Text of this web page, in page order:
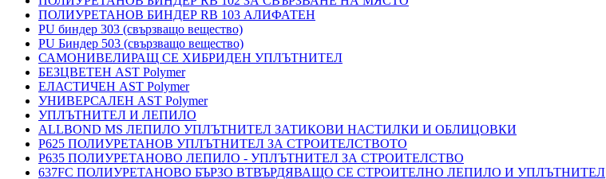
ПОЛИУРЕТАНОВ БИНДЕР RB 103 АЛИФАТЕН
PU биндер 303 (свързващо вещество)
PU Биндер 503 (свързващо вещество)
САМОНИВЕЛИРАЩ СЕ ХИБРИДЕН УПЛЪТНИТЕЛ
БЕЗЦВЕТЕН AST Polymer
ЕЛАСТИЧЕН AST Polymer
УНИВЕРСАЛЕН AST Polymer
УПЛЪТНИТЕЛ И ЛЕПИЛО
ALLBOND MS ЛЕПИЛО УПЛЪТНИТЕЛ ЗАТИКОВИ НАСТИЛКИ И ОБЛИЦОВКИ
P625 ПОЛИУРЕТАНОВ УПЛЪТНИТЕЛ ЗА СТРОИТЕЛСТВОТО
P635 ПОЛИУРЕТАНОВО ЛЕПИЛО - УПЛЪТНИТЕЛ ЗА СТРОИТЕЛСТВО
637FC ПОЛИУРЕТАНОВО БЪРЗО ВТВЪРДЯВАЩО СЕ СТРОИТЕЛНО ЛЕПИЛО И УПЛЪТНИТЕЛ